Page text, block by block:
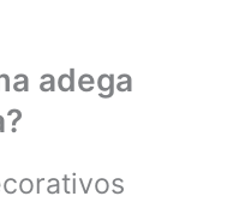
adega